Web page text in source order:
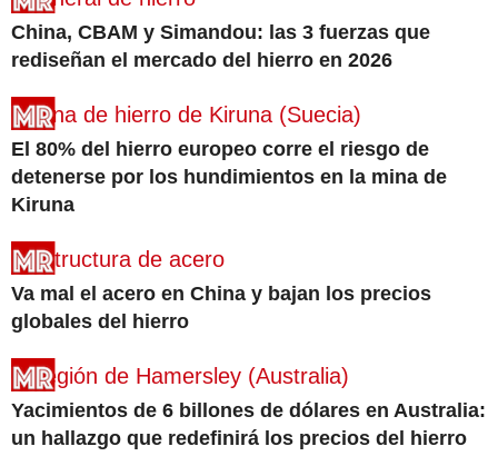
China, CBAM y Simandou: las 3 fuerzas que
rediseñan el mercado del hierro en 2026
El 80% del hierro europeo corre el riesgo de
detenerse por los hundimientos en la mina de
Kiruna
Va mal el acero en China y bajan los precios
globales del hierro
Yacimientos de 6 billones de dólares en Australia:
un hallazgo que redefinirá los precios del hierro